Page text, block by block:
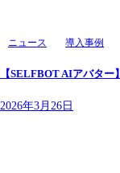
ニュース 導入事例
【SELFBOT AIアバタ
2026年3月26日